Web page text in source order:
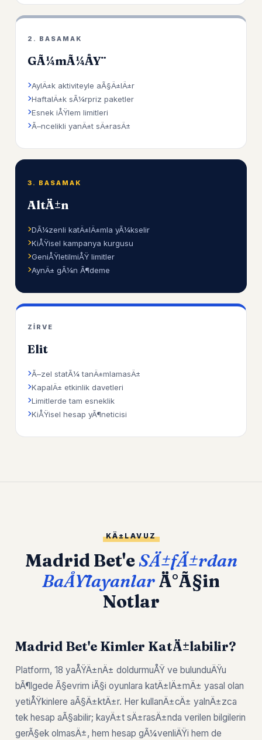
2. BASAMAK
GÃ¼mÃ¼ÅŸ
AylÄ±k aktiviteyle aÃ§Ä±lÄ±r
HaftalÄ±k sÃ¼rpriz paketler
Esnek iÅŸlem limitleri
Ã–ncelikli yanÄ±t sÄ±rasÄ±
3. BASAMAK
AltÄ±n
DÃ¼zenli katÄ±lÄ±mla yÃ¼kselir
KiÅŸisel kampanya kurgusu
GeniÅŸletilmiÅŸ limitler
AynÄ± gÃ¼n Ã¶deme
ZIRVE
Elit
Ã–zel statÃ¼ tanÄ±mlamasÄ±
KapalÄ± etkinlik davetleri
Limitlerde tam esneklik
KiÅŸisel hesap yÃ¶neticisi
KÄ±LAVUZ
Madrid Bet'eSÄ±fÄ±rdan
BaÅŸlayanlarÄ°Ã§in
Notlar
Madrid Bet'e Kimler KatÄ±labilir?
Platform, 18 yaÅŸÄ±nÄ± doldurmuÅŸ ve bulunduÄŸu
bÃ¶lgede Ã§evrim iÃ§i oyunlara katÄ±lÄ±mÄ± yasal olan
yetiÅŸkinlere aÃ§Ä±ktÄ±r. Her kullanÄ±cÄ± yalnÄ±zca
tek hesap aÃ§abilir; kayÄ±t sÄ±rasÄ±nda verilen bilgilerin
gerÃ§ek olmasÄ±, hem hesap gÃ¼venliÄŸi hem de